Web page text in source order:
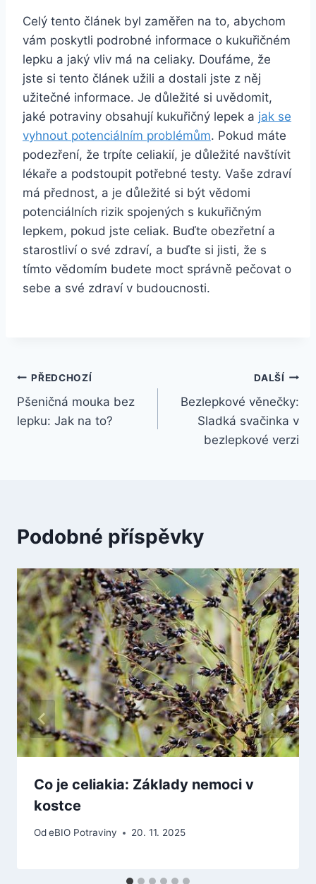
Celý tento článek byl zaměřen na to, abychom
vám poskytli podrobné informace o kukuřičném
lepku a jaký vliv má na celiaky. Doufáme, že
jste si tento článek užili a dostali jste z něj
užitečné informace. Je důležité si uvědomit,
jaké potraviny obsahují kukuřičný lepek a jak se
vyhnout potenciálním problémům. Pokud máte
podezření, že trpíte celiakií, je důležité navštívit
lékaře a podstoupit potřebné testy. Vaše zdraví
má přednost, a je důležité si být vědomi
potenciálních rizik spojených s kukuřičným
lepkem, pokud jste celiak. Buďte obezřetní a
starostliví o své zdraví, a buďte si jisti, že s
tímto vědomím budete moct správně pečovat o
sebe a své zdraví v budoucnosti.
Navigace
pro
PŘEDCHOZÍ
Pšeničná mouka bez
lepku: Jak na to?
DALŠÍ
Bezlepkové věnečky:
Sladká svačinka v
bezlepkové verzi
Podobné příspěvky
Co je celiakia: Základy nemoci v
kostce
OdeBIO Potraviny 20. 11. 2025